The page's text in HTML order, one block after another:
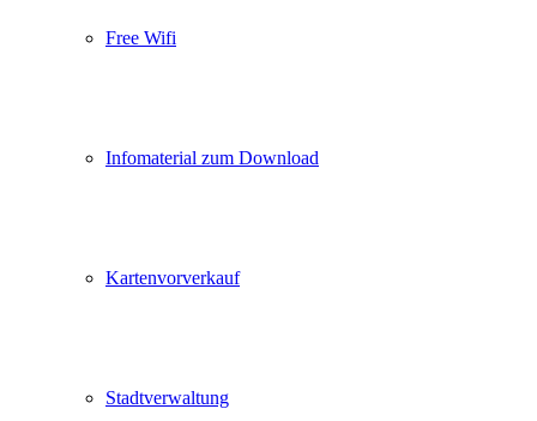
Free Wifi
Infomaterial zum Download
Kartenvorverkauf
Stadtverwaltung